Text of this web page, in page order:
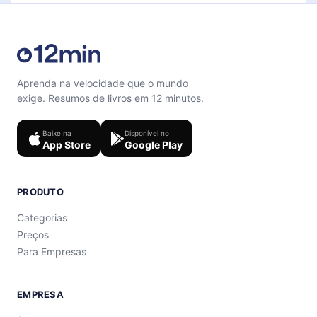
Aprenda na velocidade que o mundo
exige. Resumos de livros em 12 minutos.
Baixe na
App Store
Disponível no
Google Play
PRODUTO
Categorias
Preços
Para Empresas
EMPRESA